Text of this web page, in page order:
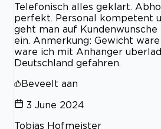
Telefonisch alles geklart.
perfekt. Personal kompetent
geht man auf
ein. Anmerkung: Gewicht
ware ich mit Anhanger
Deutschland gefahren.
Beveelt aan
3 June 2024
Tobias Hofmeister